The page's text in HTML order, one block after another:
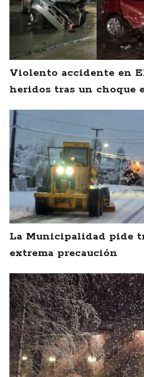
Violento accidente en
heridos tras un choque
La Municipalidad pide
extrema precaución